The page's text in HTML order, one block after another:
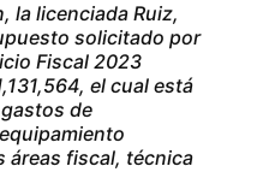
la licenciada Ruiz,
solicitado por
Fiscal 2023
el cual está
de
áreas fiscal, técnica